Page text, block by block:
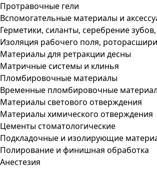
Протравочные гели
Вспомогательные материалы и
Герметики, силанты, серебрение
Изоляция рабочего поля,
Материалы для ретракции десны
Матричные системы и клинья
Пломбировочные материалы
Временные пломбировочные
Материалы светового отверждения
Материалы химического отверждения
Цементы стоматологические
Подкладочные и изолирующие
Полирование и финишная обработка
Анестезия